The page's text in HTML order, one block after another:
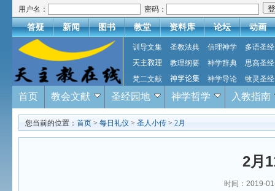
用户名： 密码：
答疑 新闻 图书 教堂 资料库 论坛 动画
训导文集 圣教法典 信理神学
多语圣经
天主教理
教理纲要 神学辞典
思高圣经
梵二文献
神学论集 神学导论 牧灵圣经
首页 教会文献 圣经园地 神学哲学 入教指南
您当前的位置： 首页 > 每日礼仪 > 圣人小传 > 2月
2月
时间：2019-